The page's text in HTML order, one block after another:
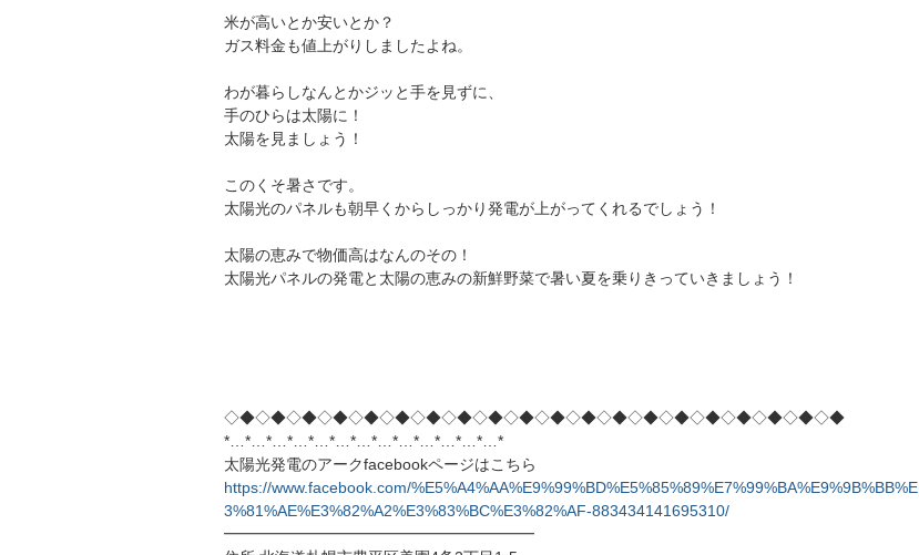
米が高いとか安いとか？
ガス料金も値上がりしましたよね。
わが暮らしなんとかジッと手を見ずに、
手のひらは太陽に！
太陽を見ましょう！
このくそ暑さです。
太陽光のパネルも朝早くからしっかり発電が上がってくれるでしょう！
太陽の恵みで物価高はなんのその！
太陽光パネルの発電と太陽の恵みの新鮮野菜で暑い夏を乗りきっていきましょう！
◇◆◇◆◇◆◇◆◇◆◇◆◇◆◇◆◇◆◇◆◇◆◇◆◇◆◇◆◇◆◇◆◇◆◇◆◇◆◇◆
*…*…*…*…*…*…*…*…*…*…*…*…*…*
太陽光発電のアークfacebookページはこちら
https://www.facebook.com/%E5%A4%AA%E9%99%BD%E5%85%89%E7%99%BA%E9%9B%BB%E
3%81%AE%E3%82%A2%E3%83%BC%E3%82%AF-883434141695310/
━━━━━━━━━━━━━━━━━━━━